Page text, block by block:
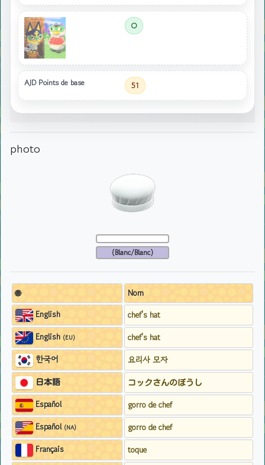
O
AJD Points de base 51
photo
(Blanc/Blanc)
🌐
Nom
English
chef's hat
English (EU)
chef's hat
한국어
요리사 모자
日本語
コックさんのぼうし
Español
gorro de chef
Español (NA)
gorro de chef
Français
toque